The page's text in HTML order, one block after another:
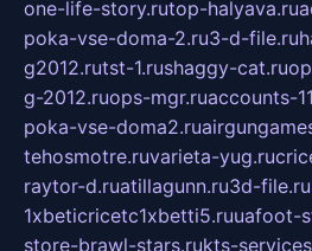
one-life-story.rutop-halyava.ru
poka-vse-doma-2.ru3-d-file.ru
g2012.rutst-1.rushaggy-cat.ru
g-2012.ruops-mgr.ruaccounts-
poka-vse-doma2.ru
tehosmotre.ruvarieta-yug.ru
raytor-d.ruatillagunn.ru3d-file.ru
1xbeticricetc1xbetti5.ruuafoot-
store-brawl-stars.rukts-